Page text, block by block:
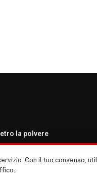
la polvere
Con il tuo consenso,